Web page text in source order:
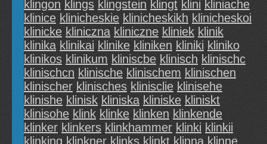
klingon klings klingstein klingt klini kliniache
klinice klinicheskie klinicheskikh klinicheskoi
klinicke kliniczna kliniczne kliniek klinik
klinika klinikai klinike kliniken kliniki kliniko
klinikos klinikum kliniscbe klinisch klinischc
klinischcn klinische klinischem klinischen
klinischer klinisches klinisclie klinisehe
klinishe klinisk kliniska kliniske kliniskt
klinisohe klink klinke klinken klinkende
klinker klinkers klinkhammer klinki klinkii
klinking klinkner klinks klinkt klinna klinne